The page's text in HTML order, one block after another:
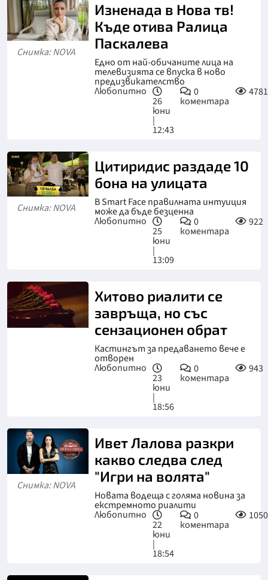
Снимка: NOVA
Изненада в Нова тв!
Къде отива Ралица
Паскалева
Едно от най-обичаните лица на
телевизията се впуска в ново
предизвикателство
Любопитно
26
юни
|
12:43
0
коментара
4781
Снимка: NOVA
Цитиридис раздаде 10
бона на улицата
В Smart Face правилната интуиция
може да бъде безценна
Любопитно
25
юни
|
13:09
0
коментара
922
Хитово риалити се
завръща, но със
сензационен обрат
Кастингът за предаването вече е
отворен
Любопитно
23
юни
|
18:56
0
коментара
943
Снимка: NOVA
Ивет Лалова разкри
какво следва след
"Игри на волята"
Новата водеща с голяма новина за
екстремното риалити
Любопитно
22
юни
|
18:54
0
коментара
1050